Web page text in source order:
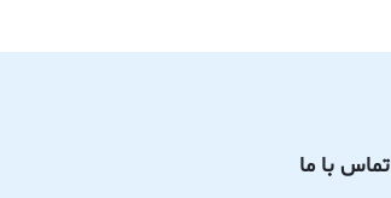
تماس با ما